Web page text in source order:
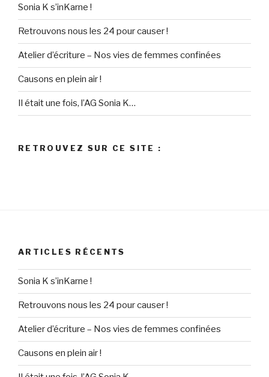
Sonia K s’inKarne !
Retrouvons nous les 24 pour causer !
Atelier d’écriture – Nos vies de femmes confinées
Causons en plein air !
Il était une fois, l’AG Sonia K…
RETROUVEZ SUR CE SITE :
ARTICLES RÉCENTS
Sonia K s’inKarne !
Retrouvons nous les 24 pour causer !
Atelier d’écriture – Nos vies de femmes confinées
Causons en plein air !